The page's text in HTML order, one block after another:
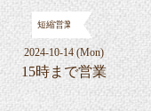
短縮営業
2024-10-14 (Mon)
15時まで営業